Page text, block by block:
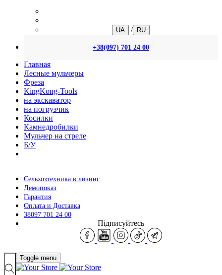
UA / RU
+38(097) 701 24 00
Главная
Лесные мульчеры
Фреза
KingKong-Tools
на экскаватор
на погрузчик
Косилки
Камнедробилки
Мульчер на стреле
Б/У
Сельхозтехника в лизинг
Демопоказ
Гарантия
Оплата и Доставка
38097 701 24 00
Підписуйтесь
Toggle menu